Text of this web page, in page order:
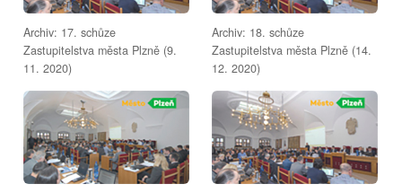
Archiv: 17. schůze
Zastupitelstva města Plzně (9.
11. 2020)
Archiv: 18. schůze
Zastupitelstva města Plzně (14.
12. 2020)